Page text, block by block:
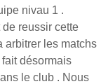
nivau 1 .
reussir cette
arbitrer les matchs
désormais
le club . Nous